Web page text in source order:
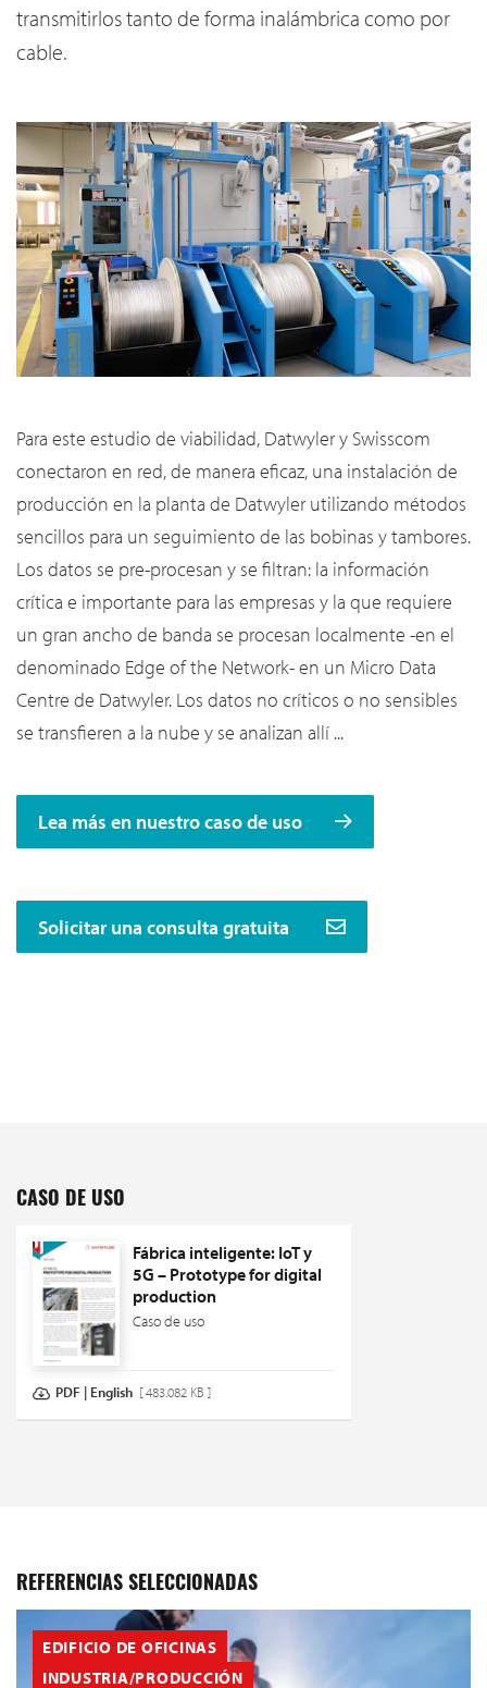
transmitirlos tanto de forma inalámbrica como por
cable.
Para este estudio de viabilidad, Datwyler y Swisscom
conectaron en red, de manera eficaz, una instalación de
producción en la planta de Datwyler utilizando métodos
sencillos para un seguimiento de las bobinas y tambores.
Los datos se pre-procesan y se filtran: la información
crítica e importante para las empresas y la que requiere
un gran ancho de banda se procesan localmente -en el
denominado Edge of the Network- en un Micro Data
Centre de Datwyler. Los datos no críticos o no sensibles
se transfieren a la nube y se analizan allí ...
Lea más en nuestro caso de uso
Solicitar una consulta gratuita
CASO DE USO
Fábrica inteligente: IoT y
5G – Prototype for digital
production
Caso de uso
PDF | English [ 483.082 KB ]
REFERENCIAS SELECCIONADAS
EDIFICIO DE OFICINAS
INDUSTRIA/PRODUCCIÓN